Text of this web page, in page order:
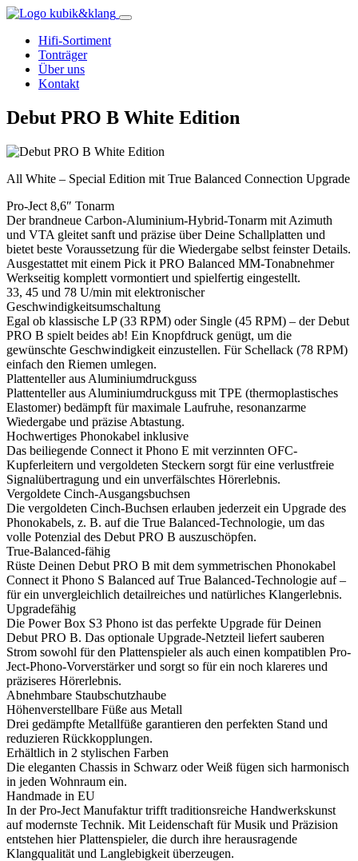
Hifi-Sortiment
Tonträger
Über uns
Kontakt
Debut PRO B White Edition
All White – Special Edition mit True Balanced Connection Upgrade
Pro-Ject 8,6″ Tonarm
Der brandneue Carbon-Aluminium-Hybrid-Tonarm mit Azimuth
und VTA gleitet sanft und präzise über Deine Schallplatten und
bietet beste Voraussetzung für die Wiedergabe selbst feinster Details.
Ausgestattet mit einem Pick it PRO Balanced MM-Tonabnehmer
Werkseitig komplett vormontiert und spielfertig eingestellt.
33, 45 und 78 U/min mit elektronischer
Geschwindigkeitsumschaltung
Egal ob klassische LP (33 RPM) oder Single (45 RPM) – der Debut
PRO B spielt beides ab! Ein Knopfdruck genügt, um die
gewünschte Geschwindigkeit einzustellen. Für Schellack (78 RPM)
einfach den Riemen umlegen.
Plattenteller aus Aluminiumdruckguss
Plattenteller aus Aluminiumdruckguss mit TPE (thermoplastisches
Elastomer) bedämpft für maximale Laufruhe, resonanzarme
Wiedergabe und präzise Abtastung.
Hochwertiges Phonokabel inklusive
Das beiliegende Connect it Phono E mit verzinnten OFC-
Kupferleitern und vergoldeten Steckern sorgt für eine verlustfreie
Signalübertragung und ein unverfälschtes Hörerlebnis.
Vergoldete Cinch-Ausgangsbuchsen
Die vergoldeten Cinch-Buchsen erlauben jederzeit ein Upgrade des
Phonokabels, z. B. auf die True Balanced-Technologie, um das
volle Potenzial des Debut PRO B auszuschöpfen.
True-Balanced-fähig
Rüste Deinen Debut PRO B mit dem symmetrischen Phonokabel
Connect it Phono S Balanced auf True Balanced-Technologie auf –
für ein unvergleichlich detailreiches und natürliches Klangerlebnis.
Upgradefähig
Die Power Box S3 Phono ist das perfekte Upgrade für Deinen
Debut PRO B. Das optionale Upgrade-Netzteil liefert sauberen
Strom sowohl für den Plattenspieler als auch einen kompatiblen Pro-
Ject-Phono-Vorverstärker und sorgt so für ein noch klareres und
präziseres Hörerlebnis.
Abnehmbare Staubschutzhaube
Höhenverstellbare Füße aus Metall
Drei gedämpfte Metallfüße garantieren den perfekten Stand und
reduzieren Rückkopplungen.
Erhältlich in 2 stylischen Farben
Die eleganten Chassis in Schwarz oder Weiß fügen sich harmonisch
in jeden Wohnraum ein.
Handmade in EU
In der Pro-Ject Manufaktur trifft traditionsreiche Handwerkskunst
auf modernste Technik. Mit Leidenschaft für Musik und Präzision
entstehen hier Plattenspieler, die durch ihre herausragende
Klangqualität und Langlebigkeit überzeugen.